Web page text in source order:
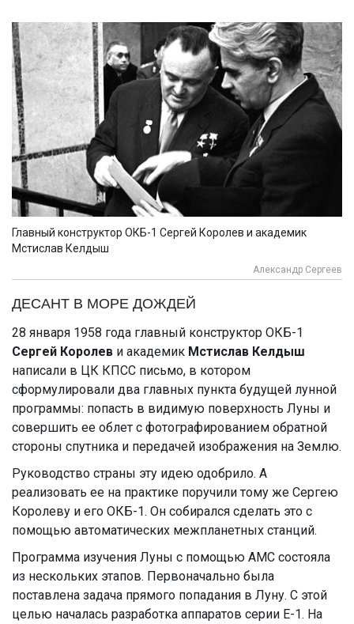
Главный конструктор ОКБ-1 Сергей Королев и академик
Мстислав Келдыш
Александр Сергеев
ДЕСАНТ В МОРЕ ДОЖДЕЙ
28 января 1958 года главный конструктор ОКБ-1
Сергей Королев и академик Мстислав Келдыш
написали в ЦК КПСС письмо, в котором
сформулировали два главных пункта будущей лунной
программы: попасть в видимую поверхность Луны и
совершить ее облет с фотографированием обратной
стороны спутника и передачей изображения на Землю.
Руководство страны эту идею одобрило. А
реализовать ее на практике поручили тому же Сергею
Королеву и его ОКБ-1. Он собирался сделать это с
помощью автоматических межпланетных станций.
Программа изучения Луны с помощью АМС состояла
из нескольких этапов. Первоначально была
поставлена задача прямого попадания в Луну. С этой
целью началась разработка аппаратов серии Е-1. На